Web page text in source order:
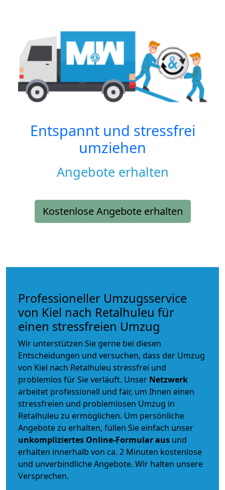
Entspannt und stressfrei
umziehen
Angebote erhalten
Kostenlose Angebote erhalten
Professioneller Umzugsservice
von Kiel nach Retalhuleu für
einen stressfreien Umzug
Wir unterstützen Sie gerne bei diesen
Entscheidungen und versuchen, dass der Umzug
von Kiel nach Retalhuleu stressfrei und
problemlos für Sie verläuft. Unser Netzwerk
arbeitet professionell und fair, um Ihnen einen
stressfreien und problemlosen Umzug in
Retalhuleu zu ermöglichen. Um persönliche
Angebote zu erhalten, füllen Sie einfach unser
unkompliziertes Online-Formular aus und
erhalten innerhalb von ca. 2 Minuten kostenlose
und unverbindliche Angebote. Wir halten unsere
Versprechen.